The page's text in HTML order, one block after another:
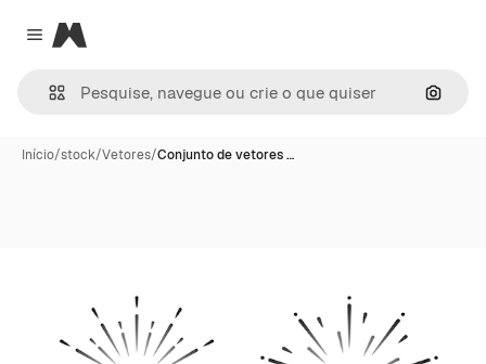
Close menu
Magnific
Início/stock/Vetores/Conjunto de vetores …